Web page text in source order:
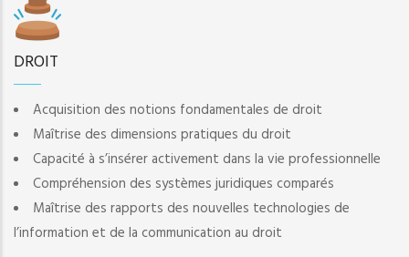
DROIT
Acquisition des notions fondamentales de droit
Maîtrise des dimensions pratiques du droit
Capacité à s’insérer activement dans la vie professionnelle
Compréhension des systèmes juridiques comparés
Maîtrise des rapports des nouvelles technologies de
l’information et de la communication au droit